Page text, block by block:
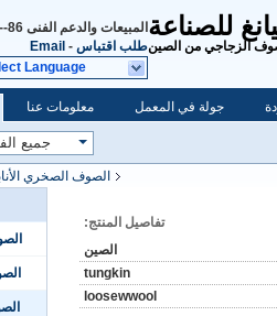
للصناعة
الزجاجي من الصين
المبيعات والدعم الفنى 86--13809274790
طلب اقتباس -
Email
Language
معلومات عنا جولة في المعمل
الصوف الصخري
تفاصيل المنتج:
الصين
tungkin
loosewwool